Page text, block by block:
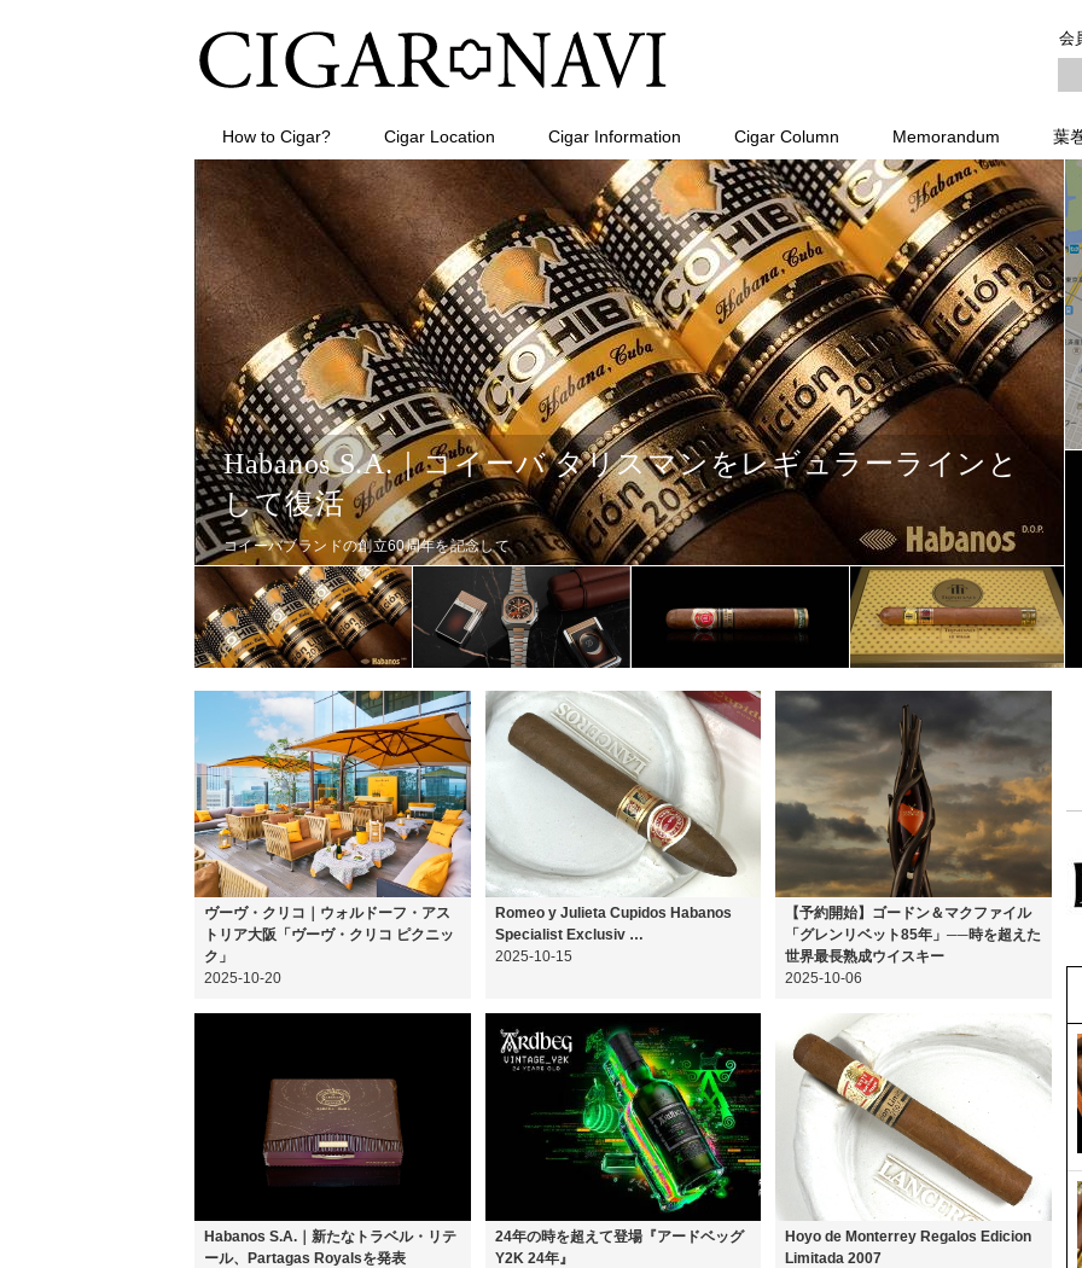
会
How to Cigar? Cigar Location Cigar Information Cigar Column Memorandum 葉
Habanos S.A.｜コイーバ タリスマンをレギュラーラインと
して復活
コイーバブランドの創立60周年を記念して
ヴーヴ・クリコ｜ウォルドーフ・アス
トリア大阪「ヴーヴ・クリコ ピクニッ
ク」
2025-10-20
Romeo y Julieta Cupidos Habanos
Specialist Exclusiv …
2025-10-15
【予約開始】ゴードン＆マクファイル
「グレンリベット85年」──時を超えた
世界最長熟成ウイスキー
2025-10-06
Habanos S.A.｜新たなトラベル・リテ
ール、Partagas Royalsを発表
24年の時を超えて登場『アードベッグ
Y2K 24年』
Hoyo de Monterrey Regalos Edicion
Limitada 2007